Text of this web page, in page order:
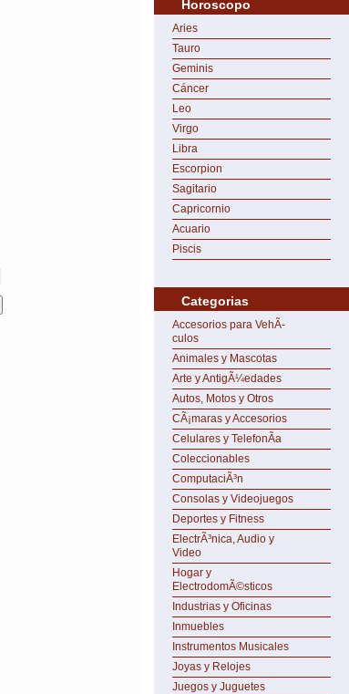
Horoscopo
Aries
Tauro
Geminis
Cáncer
Leo
Virgo
Libra
Escorpion
Sagitario
Capricornio
Acuario
Piscis
Categorias
Accesorios para VehÃ­
culos
Animales y Mascotas
Arte y AntigÃ¼edades
Autos, Motos y Otros
CÃ¡maras y Accesorios
Celulares y TelefonÃ­a
Coleccionables
ComputaciÃ³n
Consolas y Videojuegos
Deportes y Fitness
ElectrÃ³nica, Audio y
Video
Hogar y
ElectrodomÃ©sticos
Industrias y Oficinas
Inmuebles
Instrumentos Musicales
Joyas y Relojes
Juegos y Juguetes